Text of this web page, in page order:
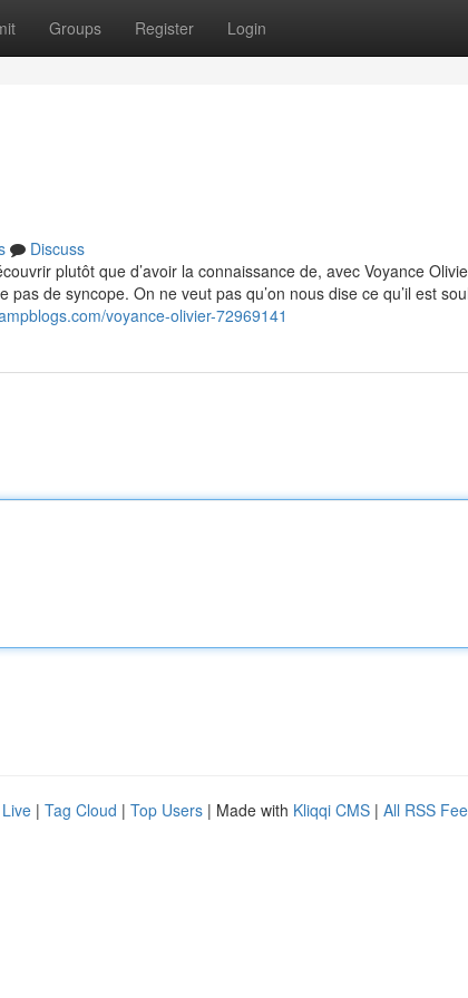
Groups Register Login
Discuss
plutôt que d’avoir la connaissance de, avec Voyance
pas de syncope. On ne veut pas qu’on nous dise ce qu’il est
voyance-olivier-72969141
Live | Tag Cloud | Top Users | Made with Kliqqi CMS | All RSS